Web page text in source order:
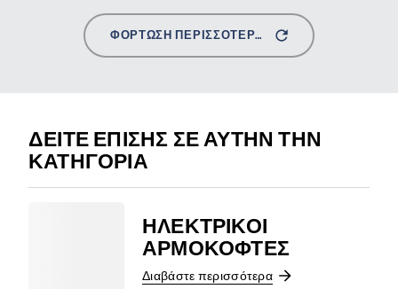
ΦΌΡΤΩΣΗ ΠΕΡΙΣΣΌΤΕΡΩΝ
ΔΕΊΤΕ ΕΠΊΣΗΣ ΣΕ ΑΥΤΉΝ ΤΗΝ
ΚΑΤΗΓΟΡΊΑ
ΗΛΕΚΤΡΙΚΟΊ
ΑΡΜΟΚΌΦΤΕΣ
Διαβάστε περισσότερα